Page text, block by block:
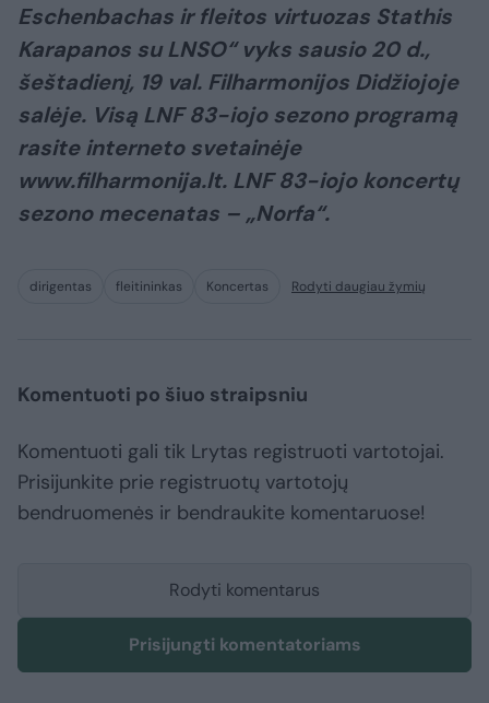
Eschenbachas ir fleitos virtuozas Stathis
Karapanos su LNSO“ vyks sausio 20 d.,
šeštadienį, 19 val. Filharmonijos Didžiojoje
salėje. Visą LNF 83-iojo sezono programą
rasite interneto svetainėje
www.filharmonija.lt. LNF 83-iojo koncertų
sezono mecenatas – „Norfa“.
dirigentas fleitininkas Koncertas Rodyti daugiau žymių
Komentuoti po šiuo straipsniu
Komentuoti gali tik Lrytas registruoti vartotojai.
Prisijunkite prie registruotų vartotojų
bendruomenės ir bendraukite komentaruose!
Rodyti komentarus
Prisijungti komentatoriams